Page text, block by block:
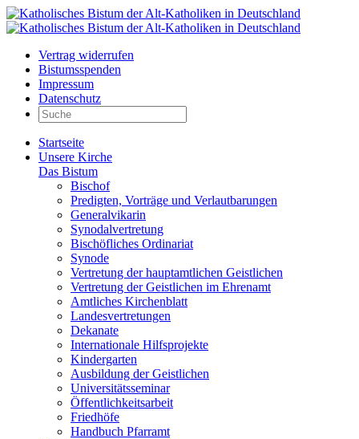
Vertrag widerrufen
Bistumsspenden
Impressum
Datenschutz
Startseite
Unsere Kirche
Das Bistum
Bischof
Predigten, Vorträge und Verlautbarungen
Generalvikarin
Synodalvertretung
Bischöfliches Ordinariat
Synode
Vertretung der hauptamtlichen Geistlichen
Vertretung der Geistlichen im Ehrenamt
Amtliches Kirchenblatt
Landesvertretungen
Dekanate
Internationale Hilfsprojekte
Kindergarten
Ausbildung der Geistlichen
Universitätsseminar
Öffentlichkeitsarbeit
Friedhöfe
Handbuch Pfarramt